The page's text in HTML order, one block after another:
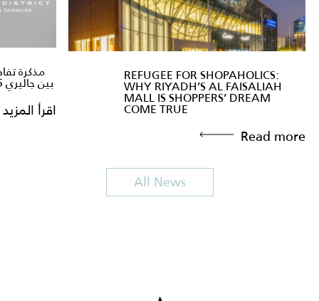
REFUGEE FOR SHOPAHOLICS:
WHY RIYADH’S AL FAISALIAH
MALL IS SHOPPERS’ DREAM
COME TRUE
Read more
مذكرة
بين جاليري 015 ومساحة فولك للفنون.
اقرأ المزيد
All News